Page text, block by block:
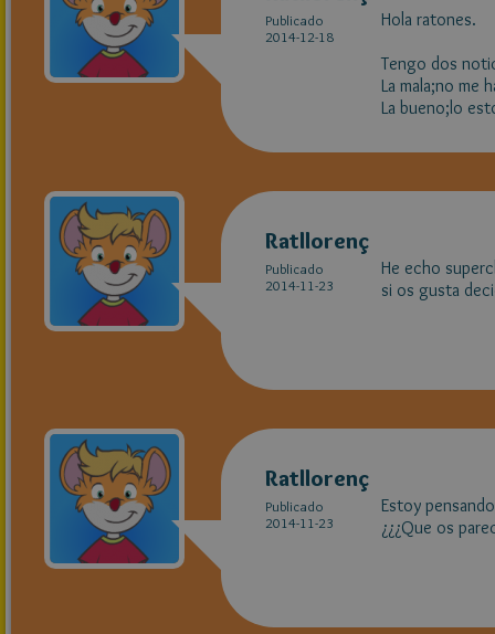
Publicado
2014-12-18
Hola ratones.
Tengo dos
La mala;no me
La bueno;lo
Ratllorenç
Publicado
2014-11-23
He echo
si os gusta
Ratllorenç
Publicado
2014-11-23
Estoy pensando
¿¿¿Que os